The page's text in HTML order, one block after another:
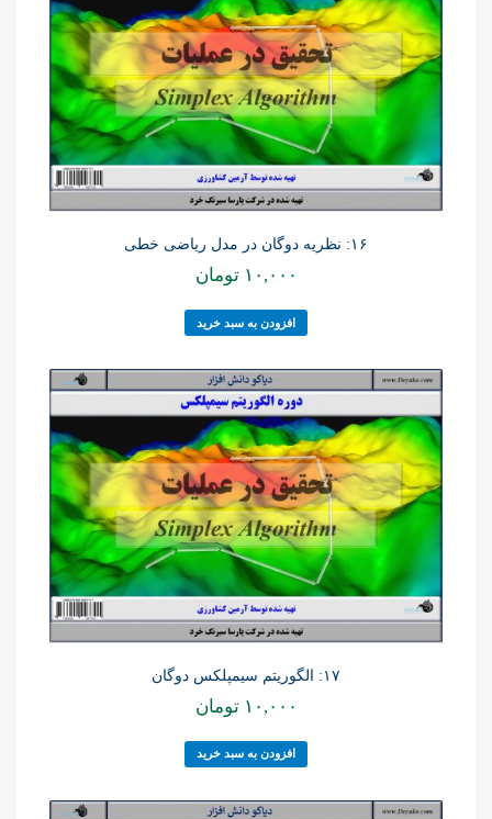
۱۶: نظریه دوگان در مدل ریاضی خطی
۱۰,۰۰۰ تومان
افزودن به سبد خرید
۱۷: الگوریتم سیمپلکس دوگان
۱۰,۰۰۰ تومان
افزودن به سبد خرید